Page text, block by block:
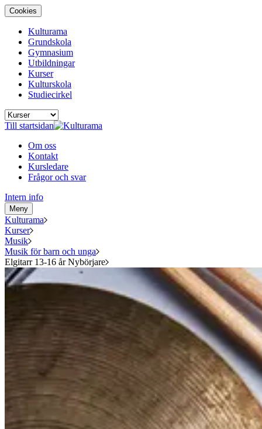
Cookies
Kulturama
Grundskola
Gymnasium
Utbildningar
Kurser
Kulturskola
Studiecirkel
Till startsidan
Om oss
Kontakt
Kursledare
Frågor och svar
Intern info
Meny
Kulturama
Kurser
Musik
Musik för barn och unga
Elgitarr 13-16 år Nybörjare